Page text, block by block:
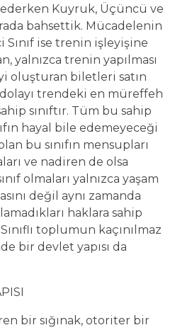
Kuyruk, Üçüncü ve
bahsettik. Mücadelenin
ise trenin işleyişine
yalnızca trenin yapılması
oluşturan biletleri satın
trendeki en müreffeh
sınıftır. Tüm bu sahip
hayal bile edemeyeceği
bu sınıfın mensupları
ve nadiren de olsa
olmaları yalnızca yaşam
değil aynı zamanda
haklara sahip
toplumun kaçınılmaz
bir devlet yapısı da
bir sığınak, otoriter bir